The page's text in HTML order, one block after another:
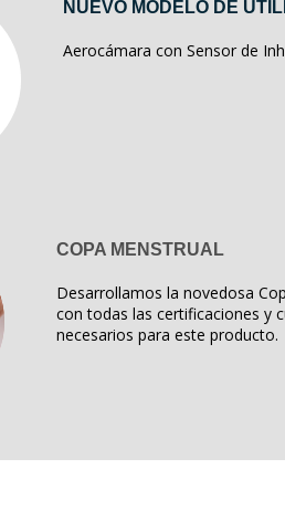
NUEVO MODELO DE
Aerocámara con Sensor de
COPA MENSTRUAL
Desarrollamos la novedosa
con todas las certificaciones y
necesarios para este producto.